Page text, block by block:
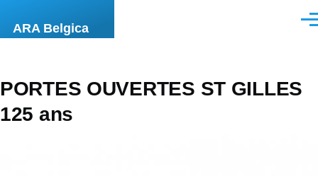
ARA Belgica
PORTES OUVERTES ST GILLES
125 ans